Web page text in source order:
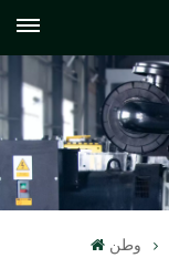
059122071372
وطن